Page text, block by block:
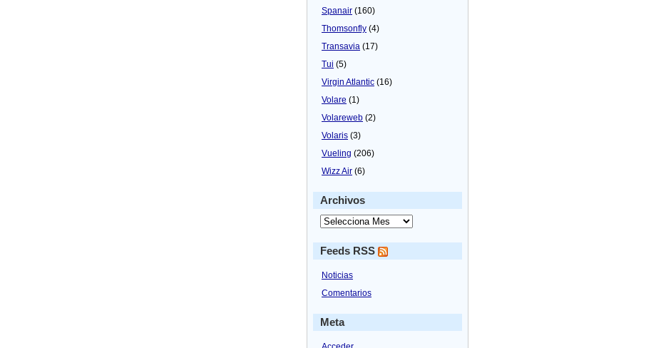
Spanair (160)
Thomsonfly (4)
Transavia (17)
Tui (5)
Virgin Atlantic (16)
Volare (1)
Volareweb (2)
Volaris (3)
Vueling (206)
Wizz Air (6)
Archivos
Feeds RSS
Noticias
Comentarios
Meta